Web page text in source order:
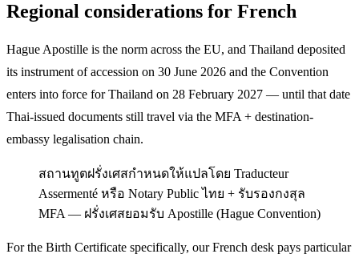
Regional considerations for French
Hague Apostille is the norm across the EU, and Thailand deposited
its instrument of accession on 30 June 2026 and the Convention
enters into force for Thailand on 28 February 2027 — until that date
Thai-issued documents still travel via the MFA + destination-
embassy legalisation chain.
สถานทูตฝรั่งเศสกำหนดให้แปลโดย Traducteur
Assermenté หรือ Notary Public ไทย + รับรองกงสุล
MFA — ฝรั่งเศสยอมรับ Apostille (Hague Convention)
For the Birth Certificate specifically, our French desk pays particular